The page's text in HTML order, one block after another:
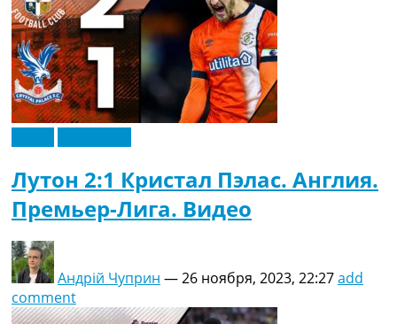
Лутон 2:1 Кристал Пэлас. Англия.
Премьер-Лига. Видео
Андрій Чуприн —26 ноября, 2023, 22:27add
comment